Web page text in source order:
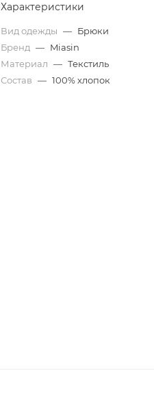
Характеристики
Вид одежды — Брюки
Бренд — Miasin
Материал — Текстиль
Состав — 100% хлопок